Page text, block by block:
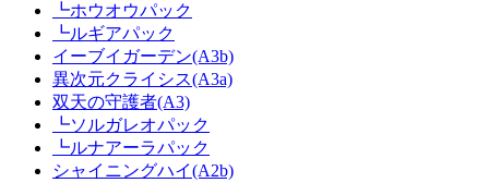
┗ホウオウパック
┗ルギアパック
イーブイガーデン(A3b)
異次元クライシス(A3a)
双天の守護者(A3)
┗ソルガレオパック
┗ルナアーラパック
シャイニングハイ(A2b)